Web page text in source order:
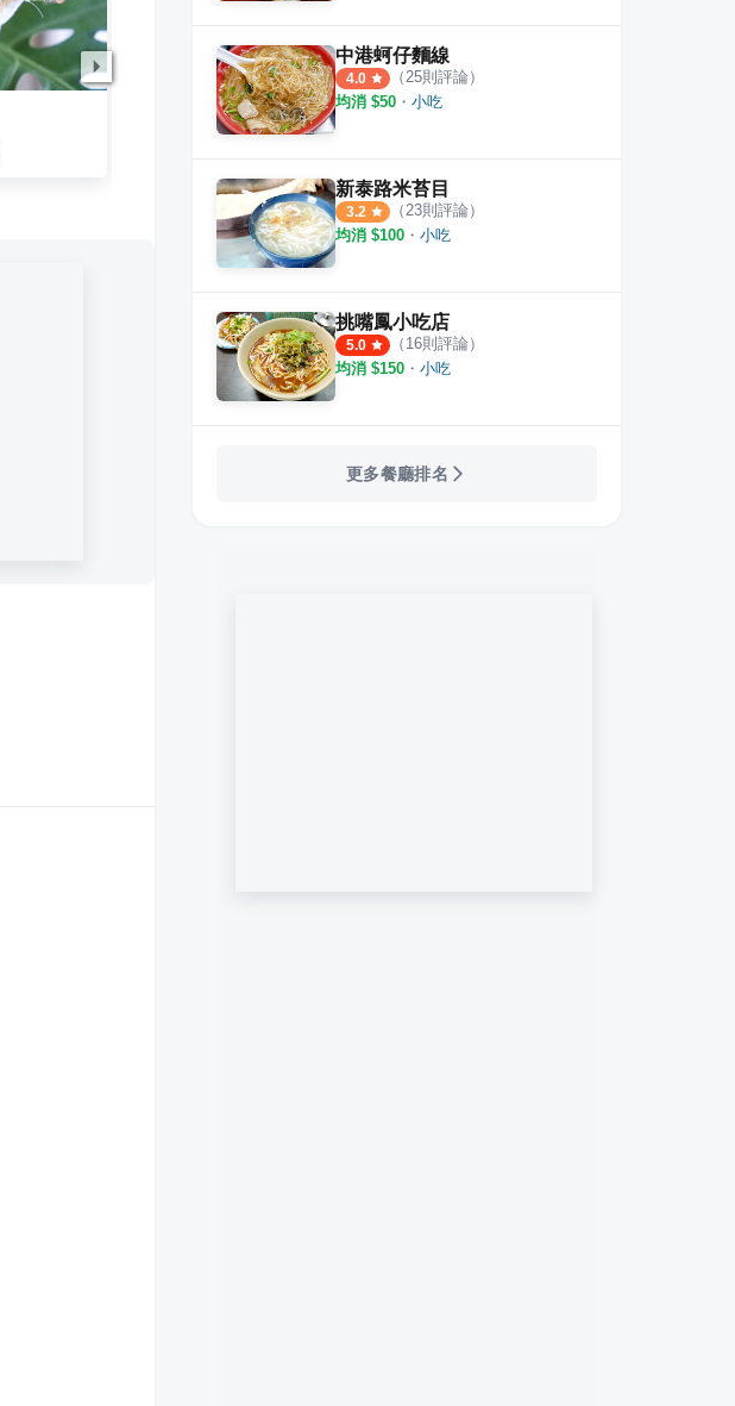
老中央餅坊 中央店 老曾碳烤燒餅店
中港蚵仔麵線
4.0 （25則評論）
均消 $50 ・ 小吃
新泰路米苔目
3.2 （23則評論）
均消 $100 ・ 小吃
挑嘴鳳小吃店
5.0 （ 16則評論）
均消 $150 ・ 小吃
更多餐廳排名